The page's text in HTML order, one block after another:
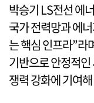
박승기 LS전선 에
국가 전력망과 에
는 핵심 인프라”라
기반으로 안정적
쟁력 강화에 기여